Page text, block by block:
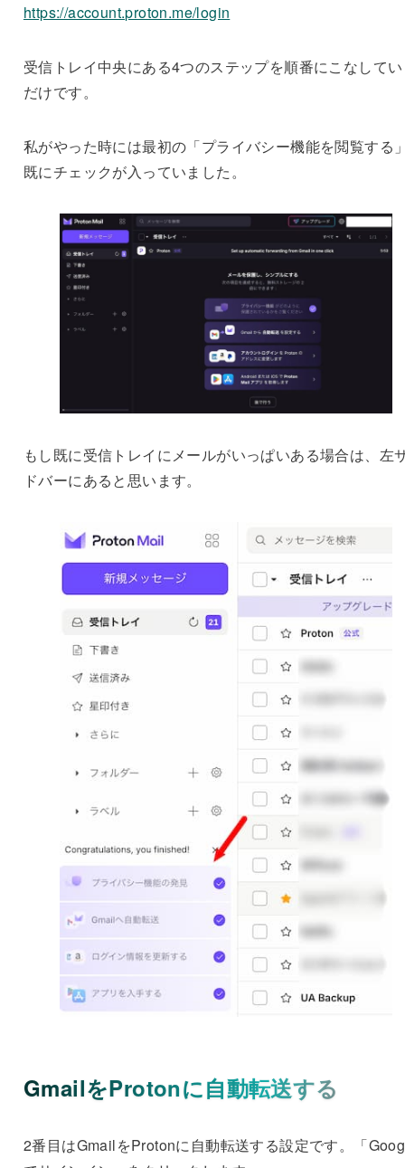
https://account.proton.me/login
受信トレイ中央にある4つのステップを順番にこなして
だけです。
私がやった時には最初の「プライバシー機能を閲覧する
既にチェックが入っていました。
もし既に受信トレイにメールがいっぱいある場合は、左
ドバーにあると思います。
GmailをProtonに自動転送する
2番目はGmailをProtonに自動転送する設定です。「